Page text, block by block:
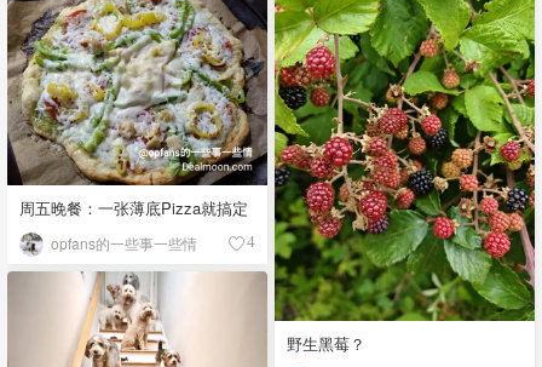
野生黑莓？
周五晚餐：一张薄底Pizza就搞定
opfans的一些事一些情 4